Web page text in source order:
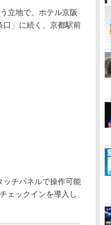
立地で、ホテル京阪
口」に続く、京都駅前
ッチパネルで操作可能
ェックインを導入し